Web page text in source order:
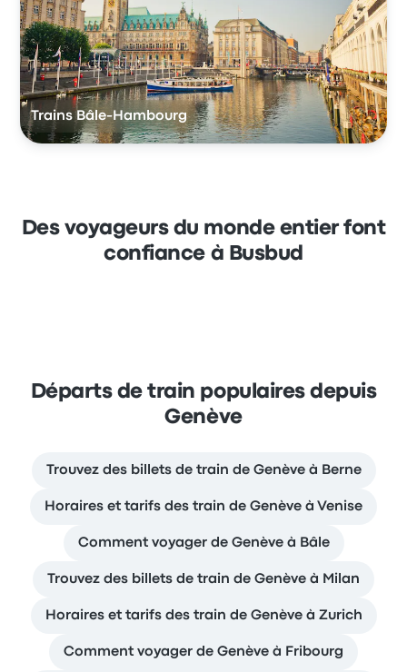
Trains Bâle-Hambourg
Des voyageurs du monde entier font
confiance à Busbud
Départs de train populaires depuis
Genève
Trouvez des billets de train de Genève à Berne
Horaires et tarifs des train de Genève à Venise
Comment voyager de Genève à Bâle
Trouvez des billets de train de Genève à Milan
Horaires et tarifs des train de Genève à Zurich
Comment voyager de Genève à Fribourg